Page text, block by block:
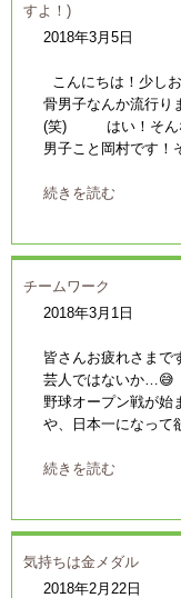
すよ！)
2018年3月5日
こんにちは！少し
骨男子なんか流行り
(笑) はい！そんな
男子こと岡村です！
続きを読む
チームワーク
2018年3月1日
皆さんお疲れさま
芸人ではないか
野球オープン戦が
や、日本一になって
続きを読む
気持ちは金メダル
2018年2月22日